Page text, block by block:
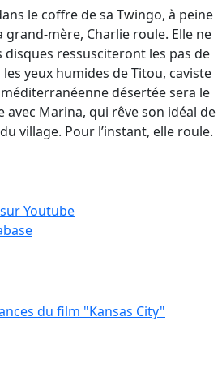
le coffre de sa Twingo, à peine
mère, Charlie roule. Elle ne
disques ressusciteront les pas de
yeux humides de Titou, caviste
désertée sera le
Marina, qui rêve son idéal de
village. Pour l’instant, elle roule.
Youtube
du film "Kansas City"